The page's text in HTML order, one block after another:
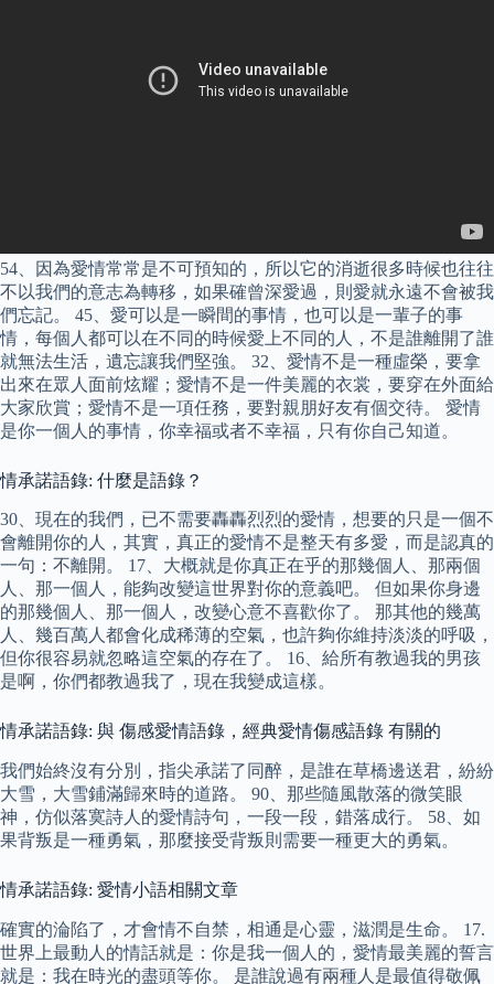
54、因為愛情常常是不可預知的，所以它的消逝很多時候也往往
不以我們的意志為轉移，如果確曾深愛過，則愛就永遠不會被我
們忘記。 45、愛可以是一瞬間的事情，也可以是一輩子的事
情，每個人都可以在不同的時候愛上不同的人，不是誰離開了誰
就無法生活，遺忘讓我們堅強。 32、愛情不是一種虛榮，要拿
出來在眾人面前炫耀；愛情不是一件美麗的衣裳，要穿在外面給
大家欣賞；愛情不是一項任務，要對親朋好友有個交待。 愛情
是你一個人的事情，你幸福或者不幸福，只有你自己知道。
情承諾語錄: 什麼是語錄？
30、現在的我們，已不需要轟轟烈烈的愛情，想要的只是一個不
會離開你的人，其實，真正的愛情不是整天有多愛，而是認真的
一句：不離開。 17、大概就是你真正在乎的那幾個人、那兩個
人、那一個人，能夠改變這世界對你的意義吧。 但如果你身邊
的那幾個人、那一個人，改變心意不喜歡你了。 那其他的幾萬
人、幾百萬人都會化成稀薄的空氣，也許夠你維持淡淡的呼吸，
但你很容易就忽略這空氣的存在了。 16、給所有教過我的男孩
是啊，你們都教過我了，現在我變成這樣。
情承諾語錄: 與 傷感愛情語錄，經典愛情傷感語錄 有關的
我們始終沒有分別，指尖承諾了同醉，是誰在草橋邊送君，紛紛
大雪，大雪鋪滿歸來時的道路。 90、那些隨風散落的微笑眼
神，仿似落寞詩人的愛情詩句，一段一段，錯落成行。 58、如
果背叛是一種勇氣，那麼接受背叛則需要一種更大的勇氣。
情承諾語錄: 愛情小語相關文章
確實的淪陷了，才會情不自禁，相通是心靈，滋潤是生命。 17.
世界上最動人的情話就是：你是我一個人的，愛情最美麗的誓言
就是：我在時光的盡頭等你。 是誰說過有兩種人是最值得敬佩